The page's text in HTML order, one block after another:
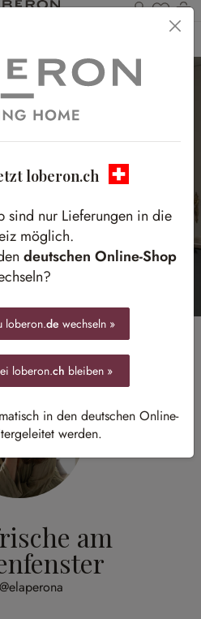
Du
am
loberon.ch
sind nur Lieferungen in die
möglich.
deutschen Online-Shop
loberon.de wechseln »
loberon.ch bleiben »
in den deutschen Online-
werden.